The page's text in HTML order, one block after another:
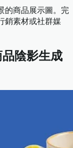
的商品展示圖。完
銷素材或社群媒
陰影生成